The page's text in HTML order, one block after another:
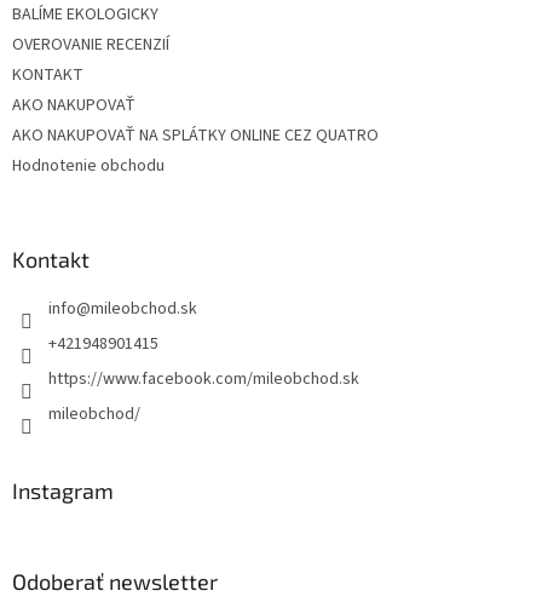
BALÍME EKOLOGICKY
OVEROVANIE RECENZIÍ
KONTAKT
AKO NAKUPOVAŤ
AKO NAKUPOVAŤ NA SPLÁTKY ONLINE CEZ QUATRO
Hodnotenie obchodu
Kontakt
info@mileobchod.sk
+421948901415
https://www.facebook.com/mileobchod.sk
mileobchod/
Instagram
Odoberať newsletter